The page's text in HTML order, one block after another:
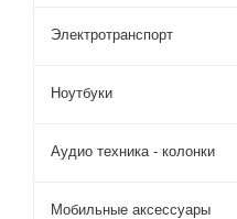
Электротранспорт
Ноутбуки
Аудио техника - колонки
Мобильные аксессуары